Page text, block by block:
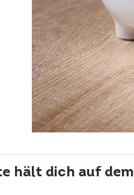
hält dich auf